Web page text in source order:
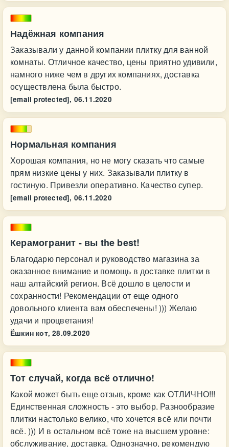
Надёжная компания
Заказывали у данной компании плитку для ванной
комнаты. Отличное качество, цены приятно удивили,
намного ниже чем в других компаниях, доставка
осуществлена была быстро.
[email protected], 06.11.2020
Нормальная компания
Хорошая компания, но не могу сказать что самые
прям низкие цены у них. Заказывали плитку в
гостиную. Привезли оперативно. Качество супер.
[email protected], 06.11.2020
Керамогранит - вы the best!
Благодарю персонал и руководство магазина за
оказанное внимание и помощь в доставке плитки в
наш алтайский регион. Всё дошло в целости и
сохранности! Рекомендации от еще одного
довольного клиента вам обеспечены! ))) Желаю
удачи и процветания!
Ёшкин кот, 28.09.2020
Тот случай, когда всё отлично!
Какой может быть еще отзыв, кроме как ОТЛИЧНО!!!
Единственная сложность - это выбор. Разнообразие
плитки настолько велико, что хочется всё или почти
всё. ))) И в остальном всё тоже на высшем уровне:
обслуживание, доставка. Однозначно, рекомендую